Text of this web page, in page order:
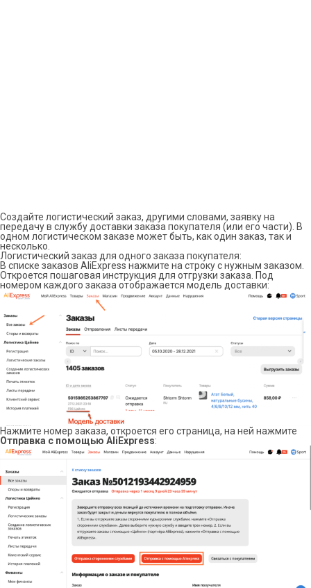
Создайте логистический заказ, другими словами, заявку на
передачу в службу доставки заказа покупателя (или его части). В
одном логистическом заказе может быть, как один заказ, так и
несколько.
Логистический заказ для одного заказа покупателя:
В списке заказов AliExpress нажмите на строку с нужным заказом.
Откроется пошаговая инструкция для отгрузки заказа. Под
номером каждого заказа отображается модель доставки:
Нажмите номер заказа, откроется его страница, на ней нажмите
Отправка с помощью AliExpress: